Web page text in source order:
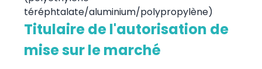
téréphtalate/aluminium/polypropylène)
Titulaire de l'autorisation de
mise sur le marché